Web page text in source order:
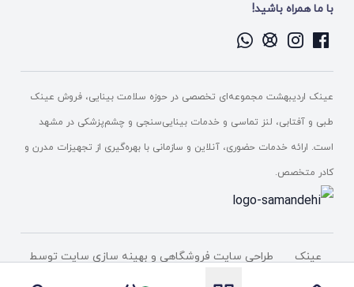
با ما همراه باشید!
عینک اردیبهشت مجموعه‌ای تخصصی در حوزه سلامت بینایی، فروش عینک
طبی و آفتابی، لنز تماسی و خدمات بینایی‌سنجی و چشم‌پزشکی در مشهد
است. ارائه خدمات حضوری، آنلاین و سازمانی با بهره‌گیری از تجهیزات مدرن و
کادر متخصص.
عینک
طراحی سایت فروشگاهی و بهینه سازی سایت توسط